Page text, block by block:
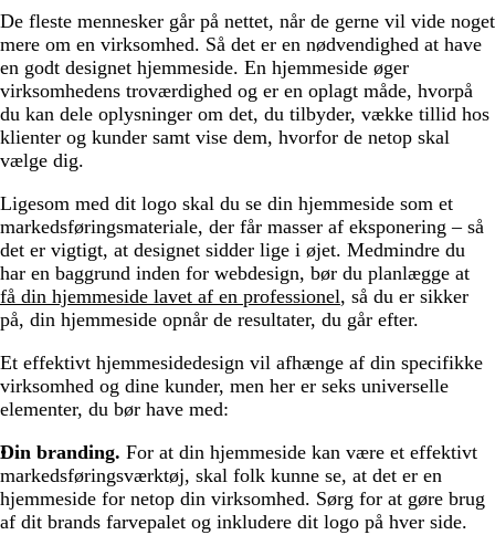
De fleste mennesker går på nettet, når de gerne vil vide noget
mere om en virksomhed. Så det er en nødvendighed at have
en godt designet hjemmeside. En hjemmeside øger
virksomhedens troværdighed og er en oplagt måde, hvorpå
du kan dele oplysninger om det, du tilbyder, vække tillid hos
klienter og kunder samt vise dem, hvorfor de netop skal
vælge dig.
Ligesom med dit logo skal du se din hjemmeside som et
markedsføringsmateriale, der får masser af eksponering – så
det er vigtigt, at designet sidder lige i øjet. Medmindre du
har en baggrund inden for webdesign, bør du planlægge at
få din hjemmeside lavet af en professionel, så du er sikker
på, din hjemmeside opnår de resultater, du går efter.
Et effektivt hjemmesidedesign vil afhænge af din specifikke
virksomhed og dine kunder, men her er seks universelle
elementer, du bør have med:
Din branding. For at din hjemmeside kan være et effektivt
markedsføringsværktøj, skal folk kunne se, at det er en
hjemmeside for netop din virksomhed. Sørg for at gøre brug
af dit brands farvepalet og inkludere dit logo på hver side.